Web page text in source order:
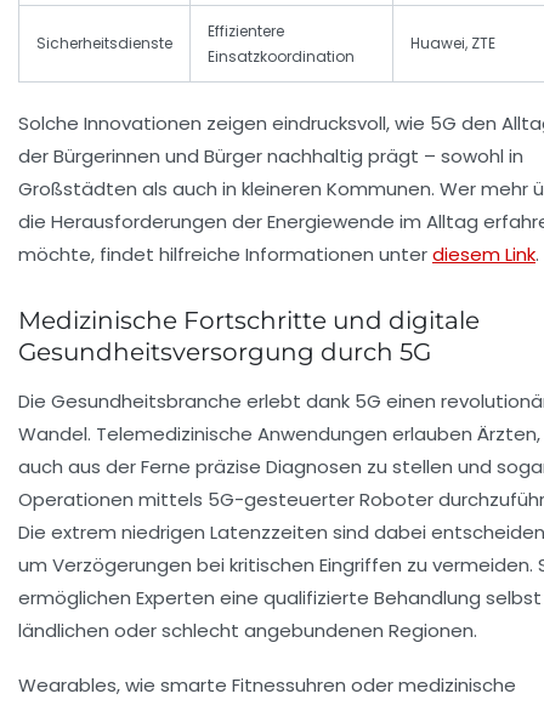
Sicherheitsdienste
Effizientere
Einsatzkoordination
Huawei, ZTE
Solche Innovationen zeigen eindrucksvoll, wie 5G den
der Bürgerinnen und Bürger nachhaltig prägt – sowohl in
Großstädten als auch in kleineren Kommunen. Wer mehr
die Herausforderungen der Energiewende im Alltag
möchte, findet hilfreiche Informationen unterdiesem Link.
Medizinische Fortschritte und digitale
Gesundheitsversorgung durch 5G
Die Gesundheitsbranche erlebt dank 5G einen
Wandel. Telemedizinische Anwendungen erlauben Ärzten,
auch aus der Ferne präzise Diagnosen zu stellen und
Operationen mittels 5G-gesteuerter Roboter
Die extrem niedrigen Latenzzeiten sind dabei
um Verzögerungen bei kritischen Eingriffen zu vermeiden.
ermöglichen Experten eine qualifizierte Behandlung
ländlichen oder schlecht angebundenen Regionen.
Wearables, wie smarte Fitnessuhren oder medizinische